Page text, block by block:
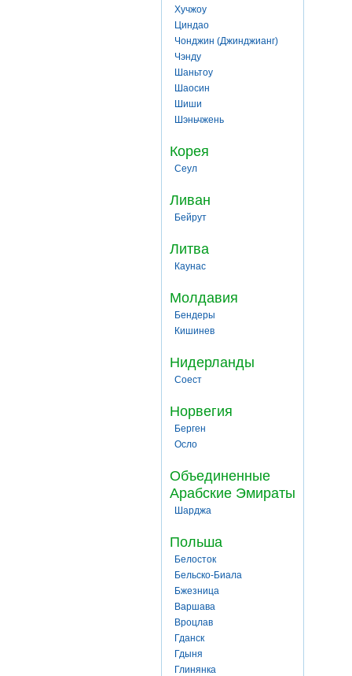
Хучжоу
Циндао
Чонджин (Джинджианг)
Чэнду
Шаньтоу
Шаосин
Шиши
Шэньчжень
Корея
Сеул
Ливан
Бейрут
Литва
Каунас
Молдавия
Бендеры
Кишинев
Нидерланды
Соест
Норвегия
Берген
Осло
Объединенные
Арабские Эмираты
Шарджа
Польша
Белосток
Бельско-Биала
Бжезница
Варшава
Вроцлав
Гданск
Гдыня
Глинянка